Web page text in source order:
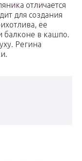
отличается
для создания
ее
балконе в кашпо.
Регина